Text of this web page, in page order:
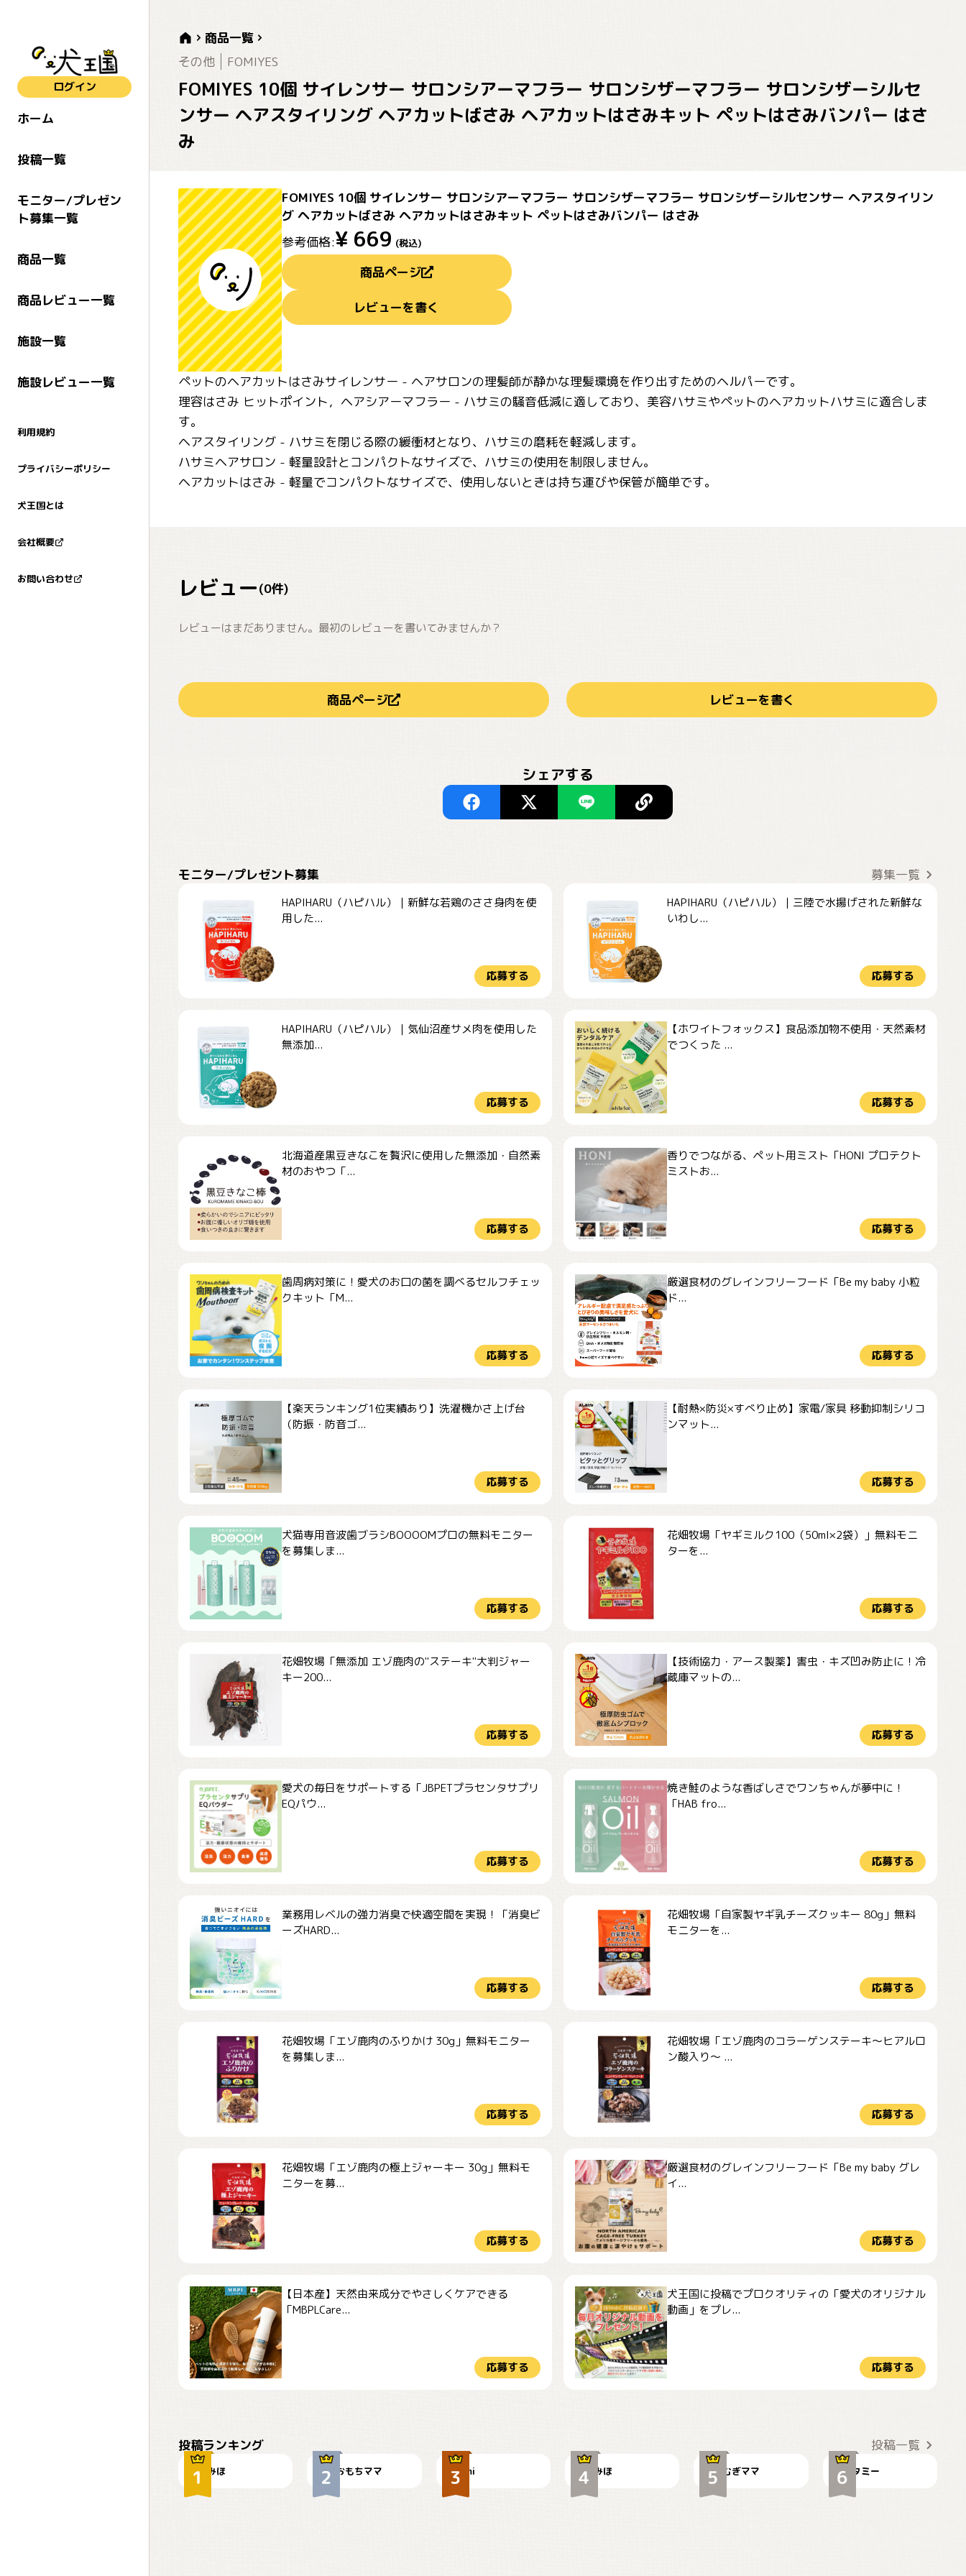
ログイン
ホーム
投稿一覧
モニター/プレゼン
ト募集一覧
商品一覧
商品レビュー一覧
施設一覧
施設レビュー一覧
利用規約
プライバシーポリシー
犬王国とは
会社概要
お問い合わせ
商品一覧
その他
FOMIYES
FOMIYES 10個 サイレンサー サロンシアーマフラー サロンシザーマフラー サロンシザーシルセ
ンサー ヘアスタイリング ヘアカットばさみ ヘアカットはさみキット ペットはさみバンパー はさ
み
FOMIYES 10個 サイレンサー サロンシアーマフラー サロンシザーマフラー サロンシザーシルセンサー ヘアスタイリン
グ ヘアカットばさみ ヘアカットはさみキット ペットはさみバンパー はさみ
参考価格:¥ 669 (税込)
商品ページ
レビューを書く
ペットのヘアカットはさみサイレンサー - ヘアサロンの理髪師が静かな理髪環境を作り出すためのヘルパーです。
理容はさみ ヒットポイント，ヘアシアーマフラー - ハサミの騒音低減に適しており、美容ハサミやペットのヘアカットハサミに適合しま
す。
ヘアスタイリング - ハサミを閉じる際の緩衝材となり、ハサミの磨耗を軽減します。
ハサミヘアサロン - 軽量設計とコンパクトなサイズで、ハサミの使用を制限しません。
ヘアカットはさみ - 軽量でコンパクトなサイズで、使用しないときは持ち運びや保管が簡単です。
レビュー(0件)
レビューはまだありません。最初のレビューを書いてみませんか？
商品ページ レビューを書く
シェアする
モニター/プレゼント募集 募集一覧
HAPIHARU（ハピハル）｜新鮮な若鶏のささ身肉を使
用した...
応募する
HAPIHARU（ハピハル）｜三陸で水揚げされた新鮮な
いわし...
応募する
HAPIHARU（ハピハル）｜気仙沼産サメ肉を使用した
無添加...
応募する
【ホワイトフォックス】食品添加物不使用・天然素材
でつくった ...
応募する
北海道産黒豆きなこを贅沢に使用した無添加・自然素
材のおやつ「...
応募する
香りでつながる、ペット用ミスト「HONI プロテクト
ミストお...
応募する
歯周病対策に！愛犬のお口の菌を調べるセルフチェッ
クキット「M...
応募する
厳選食材のグレインフリーフード「Be my baby 小粒
ド...
応募する
【楽天ランキング1位実績あり】洗濯機かさ上げ台
（防振・防音ゴ...
応募する
【耐熱×防災×すべり止め】家電/家具 移動抑制シリコ
ンマット...
応募する
犬猫専用音波歯ブラシBOOOOMプロの無料モニター
を募集しま...
応募する
花畑牧場「ヤギミルク100（50ml×2袋）」無料モニ
ターを...
応募する
花畑牧場「無添加 エゾ鹿肉の"ステーキ"大判ジャー
キー200...
応募する
【技術協力・アース製薬】害虫・キズ凹み防止に！冷
蔵庫マットの...
応募する
愛犬の毎日をサポートする「JBPETプラセンタサプリ
EQパウ...
応募する
焼き鮭のような香ばしさでワンちゃんが夢中に！
「HAB fro...
応募する
業務用レベルの強力消臭で快適空間を実現！「消臭ビ
ーズHARD...
応募する
花畑牧場「自家製ヤギ乳チーズクッキー 80g」無料
モニターを...
応募する
花畑牧場「エゾ鹿肉のふりかけ 30g」無料モニター
を募集しま...
応募する
花畑牧場「エゾ鹿肉のコラーゲンステーキ～ヒアルロ
ン酸入り～ ...
応募する
花畑牧場「エゾ鹿肉の極上ジャーキー 30g」無料モ
ニターを募...
応募する
厳選食材のグレインフリーフード「Be my baby グレ
イ...
応募する
【日本産】天然由来成分でやさしくケアできる
「MBPLCare...
応募する
犬王国に投稿でプロクオリティの「愛犬のオリジナル
動画」をプレ...
応募する
投稿ランキング 投稿一覧
みほ おもちママ mi みほ むぎママ タミー